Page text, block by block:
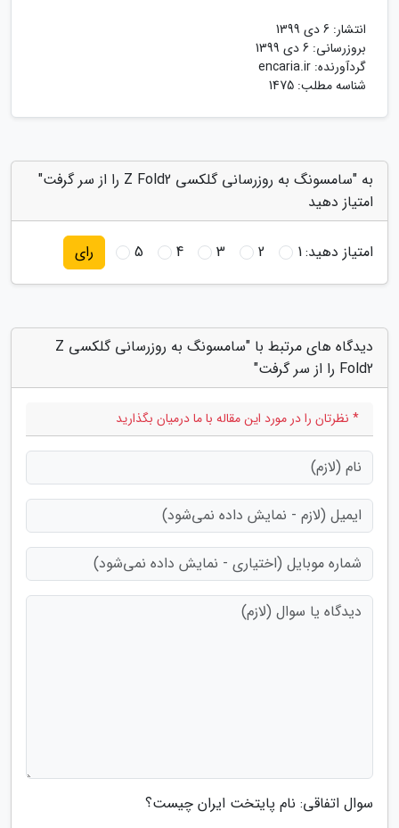
انتشار: 6 دی 1399
بروزرسانی: 6 دی 1399
گردآورنده: encaria.ir
شناسه مطلب: 1475
به "سامسونگ به روزرسانی گلکسی Z Fold2 را از سر گرفت"
امتیاز دهید
امتیاز دهید:1
2
3
4
5 رای
دیدگاه های مرتبط با "سامسونگ به روزرسانی گلکسی Z
Fold2 را از سر گرفت"
* نظرتان را در مورد این مقاله با ما درمیان بگذارید
سوال اتفاقی: نام پایتخت ایران چیست؟